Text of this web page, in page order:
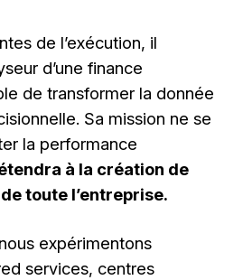
de l’exécution, il
d’une finance
de transformer la donnée
Sa mission ne se
la performance
à la création de
toute l’entreprise.
expérimentons
services, centres